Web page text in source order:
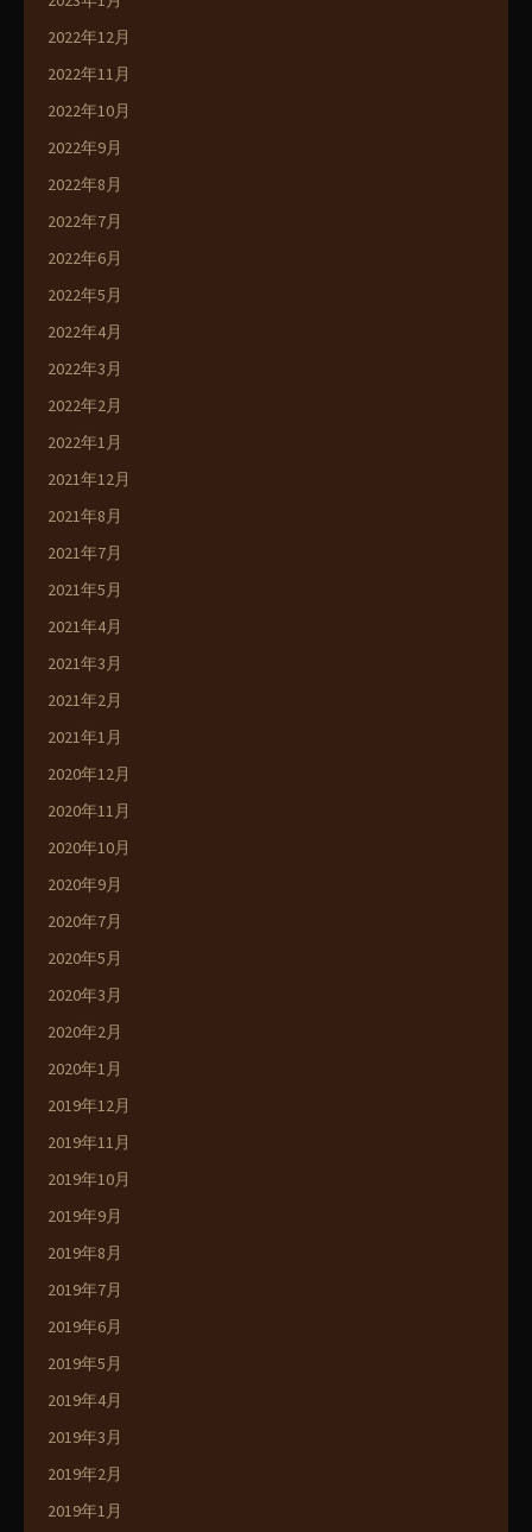
2022年12月
2022年11月
2022年10月
2022年9月
2022年8月
2022年7月
2022年6月
2022年5月
2022年4月
2022年3月
2022年2月
2022年1月
2021年12月
2021年8月
2021年7月
2021年5月
2021年4月
2021年3月
2021年2月
2021年1月
2020年12月
2020年11月
2020年10月
2020年9月
2020年7月
2020年5月
2020年3月
2020年2月
2020年1月
2019年12月
2019年11月
2019年10月
2019年9月
2019年8月
2019年7月
2019年6月
2019年5月
2019年4月
2019年3月
2019年2月
2019年1月